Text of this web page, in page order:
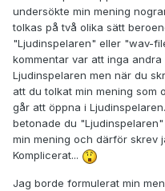
undersökte min mening
tolkas på två olika sätt
"Ljudinspelaren" eller "wav-
kommentar var att inga
Ljudinspelaren men när du
att du tolkat min mening som
går att öppna i
betonade du
min mening och därför skrev
Komplicerat...
Jag borde formulerat min